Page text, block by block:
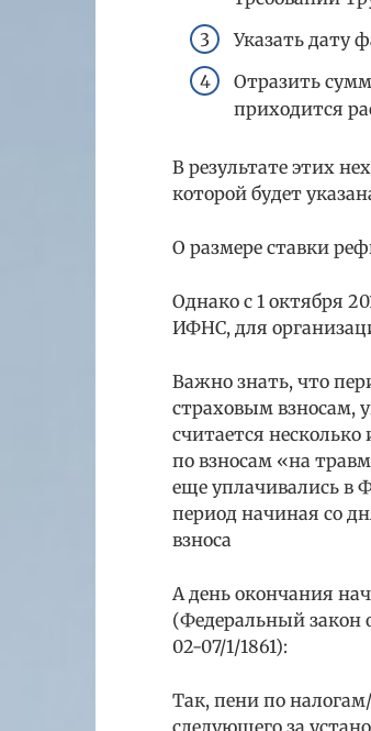
Указать дату
Отразить
приходится
В результате этих
которой будет
О размере ставки
Однако с 1 октября
ИФНС, для
Важно знать, что
страховым
считается
по взносам «на
еще уплачивались в
период начиная со
взноса
А день окончания
(Федеральный закон
02-07/1/1861):
Так, пени по
следующего за